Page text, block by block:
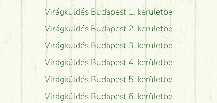
Virágküldés Budapest 1. kerületbe
Virágküldés Budapest 2. kerületbe
Virágküldés Budapest 3. kerületbe
Virágküldés Budapest 4. kerületbe
Virágküldés Budapest 5. kerületbe
Virágküldés Budapest 6. kerületbe